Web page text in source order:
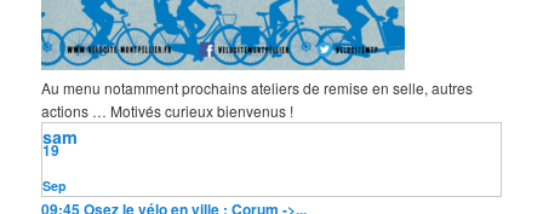
Au menu notamment prochains ateliers de remise en selle, autres
actions … Motivés curieux bienvenus !
Sep
19
sam
09:45Osez le vélo en ville : Corum ->...